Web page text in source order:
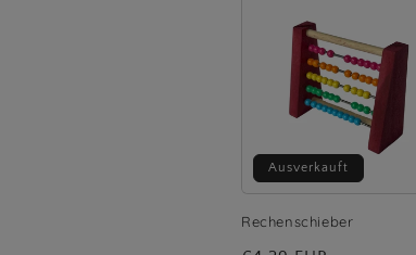
Ausverkauft
Rechenschieber